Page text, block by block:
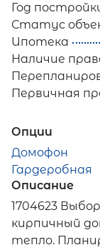
Год
Статус
Ипотека
Наличие
Первичная
Опции
Домофон
Гардеробная
Описание
1704623
кирпичный
тепло.